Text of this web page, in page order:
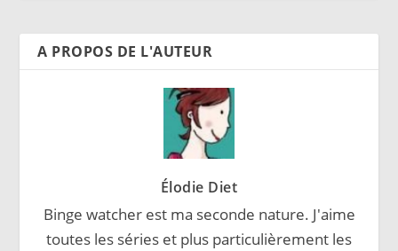
A PROPOS DE L'AUTEUR
Élodie Diet
Binge watcher est ma seconde nature. J'aime
toutes les séries et plus particulièrement les